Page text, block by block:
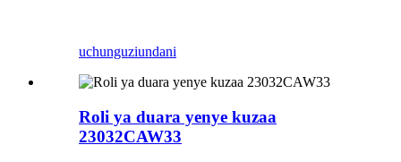
uchunguziundani
Roli ya duara yenye kuzaa
23032CAW33